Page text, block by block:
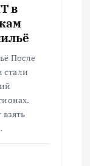
в
После
стали